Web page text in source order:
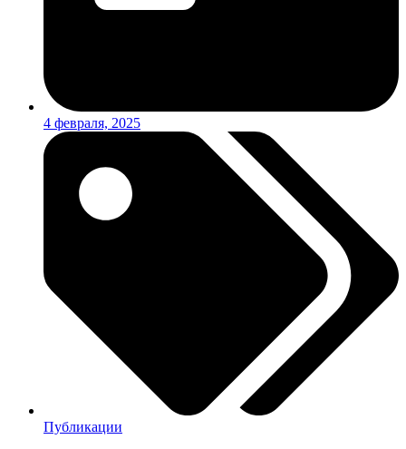
4 февраля, 2025
Публикации